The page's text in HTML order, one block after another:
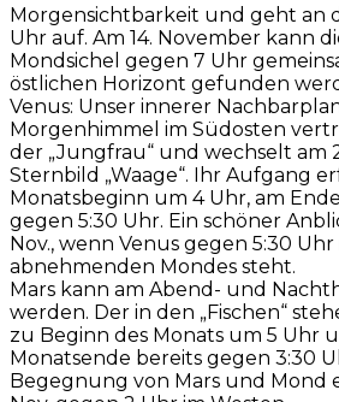
Morgensichtbarkeit und geht an
Uhr auf. Am 14. November kann
Mondsichel gegen 7 Uhr
östlichen Horizont gefunden
Venus: Unser innerer
Morgenhimmel im Südosten
der „Jungfrau“ und wechselt am
Sternbild „Waage“. Ihr Aufgang
Monatsbeginn um 4 Uhr, am
gegen 5:30 Uhr. Ein schöner
Nov., wenn Venus gegen 5:30
abnehmenden Mondes steht.
Mars kann am Abend- und
werden. Der in den „Fischen“
zu Beginn des Monats um 5 Uhr
Monatsende bereits gegen 3:30
Begegnung von Mars und Mond